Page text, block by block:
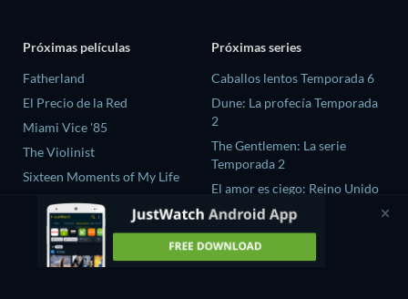
Próximas películas
Fatherland
El Precio de la Red
Miami Vice '85
The Violinist
Sixteen Moments of My Life
Próximas series
Caballos lentos Temporada 6
Dune: La profecía Temporada
2
The Gentlemen: La serie
Temporada 2
El amor es ciego: Reino Unido
Temporada 3
Scrublands Temporada 1